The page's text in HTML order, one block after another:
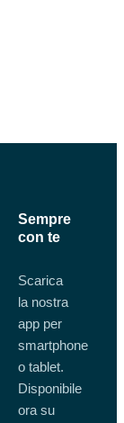
Sempre
con te
Scarica
la nostra
app per
smartphone
o tablet.
Disponibile
ora su